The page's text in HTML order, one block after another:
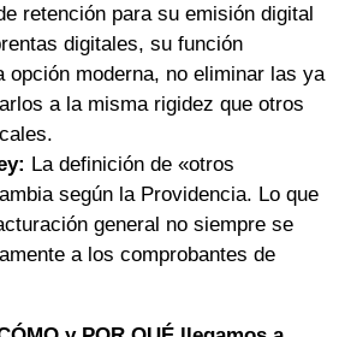
retención para su emisión digital
digitales, su función
opción moderna, no eliminar las ya
a la misma rigidez que otros
La definición de «otros
según la Providencia. Lo que
general no siempre se
a los comprobantes de